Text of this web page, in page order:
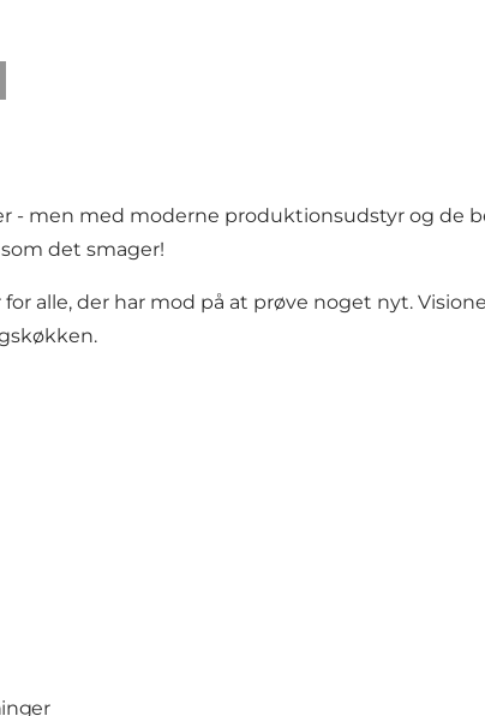
men med moderne produktionsudstyr og de
det smager!
alle, der har mod på at prøve noget nyt.